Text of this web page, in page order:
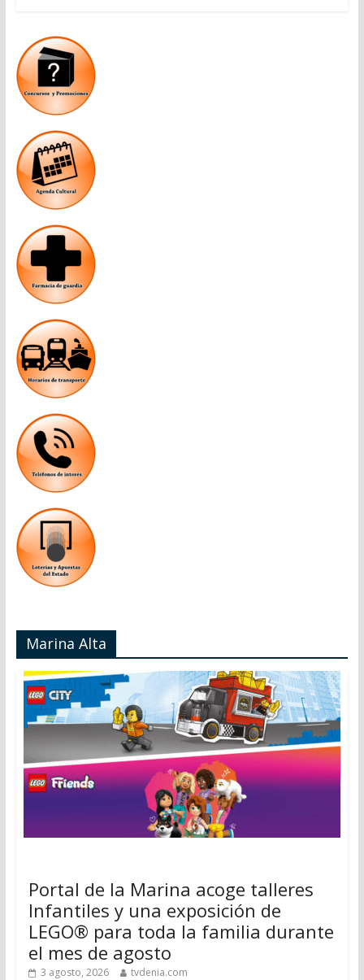
Marina Alta
Portal de la Marina acoge talleres
Infantiles y una exposición de
LEGO® para toda la familia durante
el mes de agosto
3 agosto, 2026 tvdenia.com